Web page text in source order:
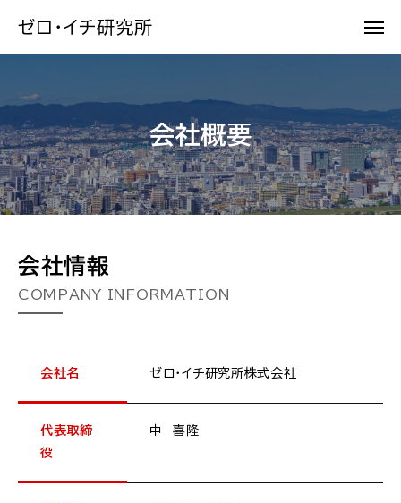
ゼロ・イチ研究所
会社概要
会社情報
COMPANY INFORMATION
会社名 ゼロ・イチ研究所株式会社
代表取締
役
中 喜隆